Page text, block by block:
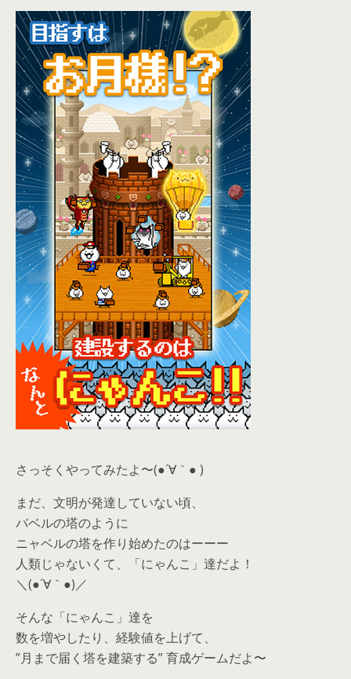
さっそくやってみたよ〜(●´∀｀● )
まだ、文明が発達していない頃、
バベルの塔のように
ニャベルの塔を作り始めたのはーーー
人類じゃないくて、「にゃんこ」達だよ！
＼(●´∀｀●)／
そんな「にゃんこ」達を
数を増やしたり、経験値を上げて、
”月まで届く塔を建築する” 育成ゲームだよ〜